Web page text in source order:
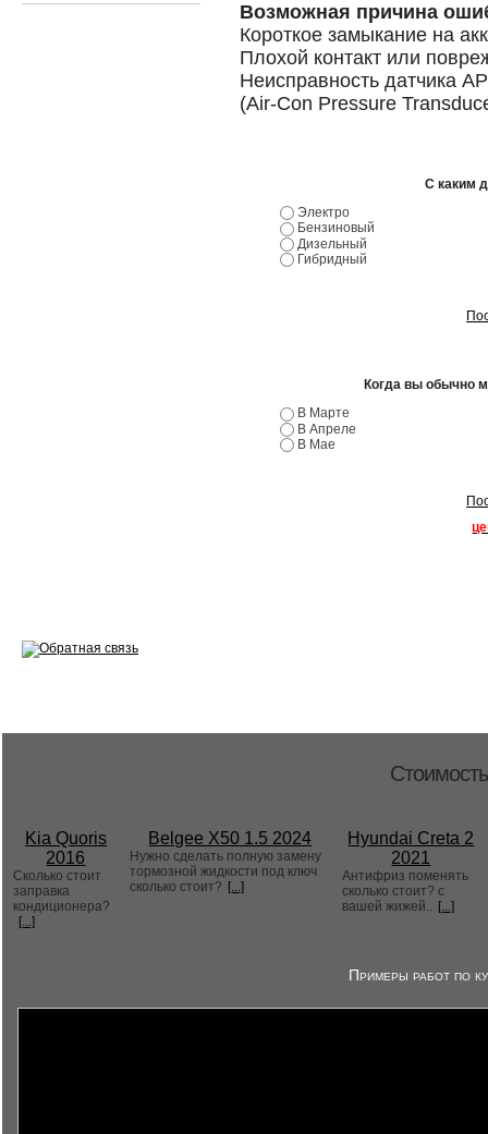
Возможная причина
Короткое замыкание на
Плохой контакт или
Неисправность датчика
(Air-Con Pressure
С каким
Электро
Бензиновый
Дизельный
Гибридный
Когда вы обычно
В Марте
В Апреле
В Мае
Kia Quoris
2016
Сколько стоит
заправка
кондиционера?
[...]
Belgee X50 1.5 2024
Нужно сделать полную замену
тормозной жидкости под ключ
сколько стоит? [...]
Hyundai Creta 2
2021
Антифриз поменять
сколько стоит? с
вашей жижей.. [...]
Примеры работ по